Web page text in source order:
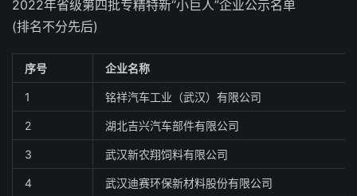
2022年省级第四批专精特新“小巨人”企业公示名单
(排名不分先后)
序号 企业名称
1 铭祥汽车工业（武汉）有限公司
2 湖北吉兴汽车部件有限公司
3 武汉新农翔饲料有限公司
4 武汉迪赛环保新材料股份有限公司